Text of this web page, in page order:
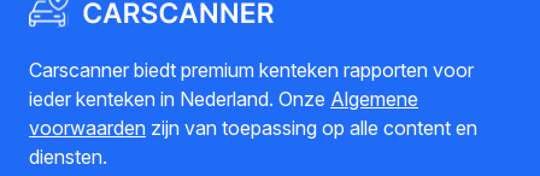
Carscanner biedt premium kenteken rapporten voor
ieder kenteken in Nederland. Onze Algemene
voorwaarden zijn van toepassing op alle content en
diensten.